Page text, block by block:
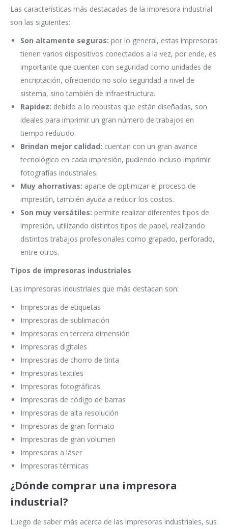
Las características más destacadas de la impresora industrial
son las siguientes:
Son altamente seguras: por lo general, estas impresoras
tienen varios dispositivos conectados a la vez, por ende, es
importante que cuenten con seguridad como unidades de
encriptación, ofreciendo no solo seguridad a nivel de
sistema, sino también de infraestructura.
Rapidez: debido a lo robustas que están diseñadas, son
ideales para imprimir un gran número de trabajos en
tiempo reducido.
Brindan mejor calidad: cuentan con un gran avance
tecnológico en cada impresión, pudiendo incluso imprimir
fotografías industriales.
Muy ahorrativas: aparte de optimizar el proceso de
impresión, también ayuda a reducir los costos.
Son muy versátiles: permite realizar diferentes tipos de
impresión, utilizando distintos tipos de papel, realizando
distintos trabajos profesionales como grapado, perforado,
entre otros.
Tipos de impresoras industriales
Las impresoras industriales que más destacan son:
Impresoras de etiquetas
Impresoras de sublimación
Impresoras en tercera dimensión
Impresoras digitales
Impresoras de chorro de tinta
Impresoras textiles
Impresoras fotográficas
Impresoras de código de barras
Impresoras de alta resolución
Impresoras de gran formato
Impresoras de gran volumen
Impresoras a láser
Impresoras térmicas
¿Dónde comprar una impresora
industrial?
Luego de saber más acerca de las impresoras industriales, sus